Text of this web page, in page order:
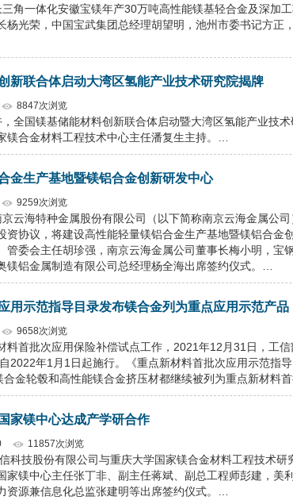
角一体化安徽宝镁年产30万吨高性能镁基轻合金及深加
杨光荣，中国宝武集团总经理胡望明，池州市委书记方正
新联合体启动大湾区氢能产业技术研究院揭牌
8847次浏览
全国镁基储能材料创新联合体启动暨大湾区氢能产业技
镁合金材料工程技术中心主任潘复生主持。…
金生产基地暨镁铝合金创新研发中心
9259次浏览
云海特种金属股份有限公司（以下简称南京云海金属公
资协议，将建设高性能轻量镁铝合金生产基地暨镁铝合金
管委会主任胡珍强，南京云海金属公司董事长梅小明，宝
镁铝金属制造有限公司总经理杨全海出席签约仪式。…
用示范指导目录发布镁合金列为重点应用示范产品
9658次浏览
料首批次应用保险补偿试点工作，2021年12月31日，工
2022年1月1日起施行。《重点新材料首批次应用示范指
金轮毂和高性能镁合金挤压材都继续被列为重点新材料
家镁中心达成产学研合作
11857次浏览
科技股份有限公司与重庆大学国家镁合金材料工程技术
家镁中心主任张丁非、副主任蒋斌、副总工程师彭建，美
资源兼信息化总监张建明等出席签约仪式。…